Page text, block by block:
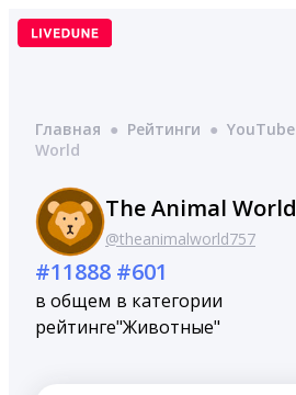
Перейти
Главная ● Рейтинги ● YouTube
World
The Animal World
@theanimalworld757
#11888
в общем
рейтинге
#601
в категории
"Животные"